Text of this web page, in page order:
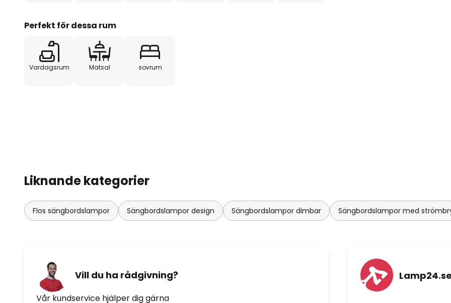
specialutgåva hedrar hans arbete och firar IC-seriens 10-
Perfekt för dessa rum
Vardagsrum Matsal sovrum
Liknande kategorier
Flos sängbordslampor Sängbordslampor design Sängbordslampor dimbar Sängbordslampor med
Vill du ha rådgivning?
Vår kundservice hjälper dig gärna
Lamp24.se